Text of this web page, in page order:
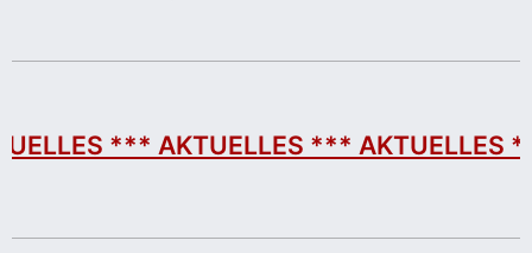
*** AKTUELLES *** AKTUELLES ***